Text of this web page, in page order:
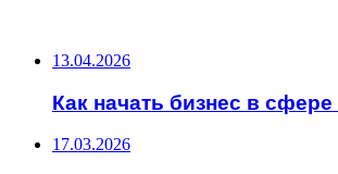
13.04.2026
Как начать бизнес в сфере
17.03.2026